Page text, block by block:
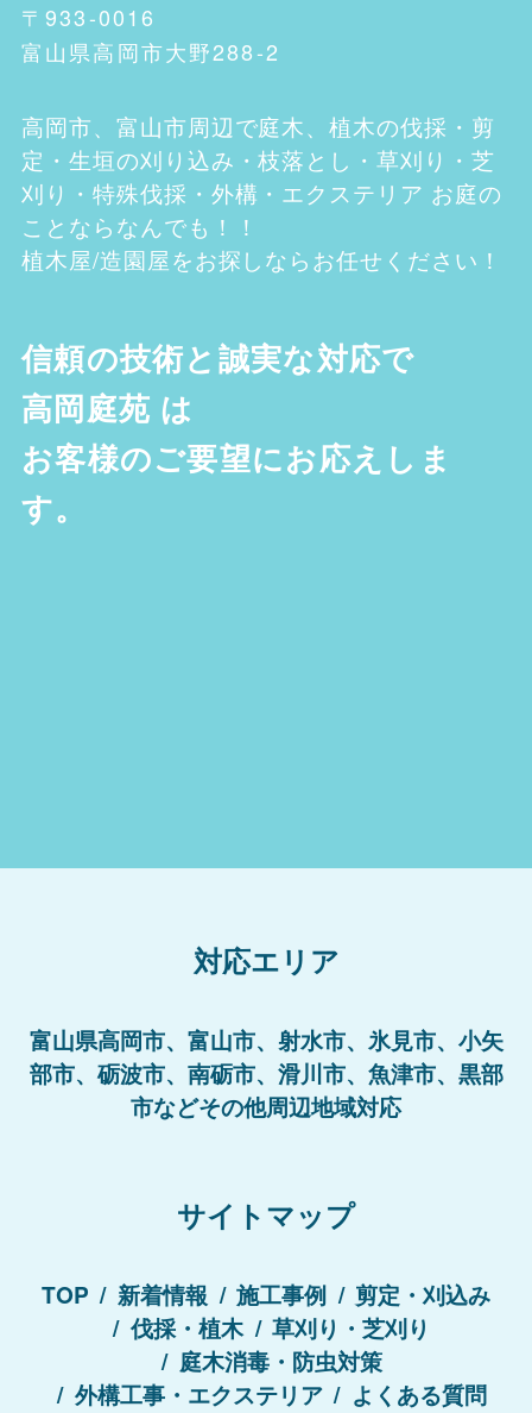
〒933-0016
富山県高岡市大野288-2
高岡市、富山市周辺で庭木、植木の伐採・剪
定・生垣の刈り込み・枝落とし・草刈り・芝
刈り・特殊伐採・外構・エクステリア お庭の
ことならなんでも！！
植木屋/造園屋をお探しならお任せください！
信頼の技術と誠実な対応で
高岡庭苑 は
お客様のご要望にお応えしま
す。
対応エリア
富山県高岡市、富山市、射水市、氷見市、小矢
部市、砺波市、南砺市、滑川市、魚津市、黒部
市などその他周辺地域対応
サイトマップ
TOP 新着情報 施工事例
剪定・刈込み
伐採・植木
草刈り・芝刈り
庭木消毒・防虫対策
外構工事・エクステリア
よくある質問